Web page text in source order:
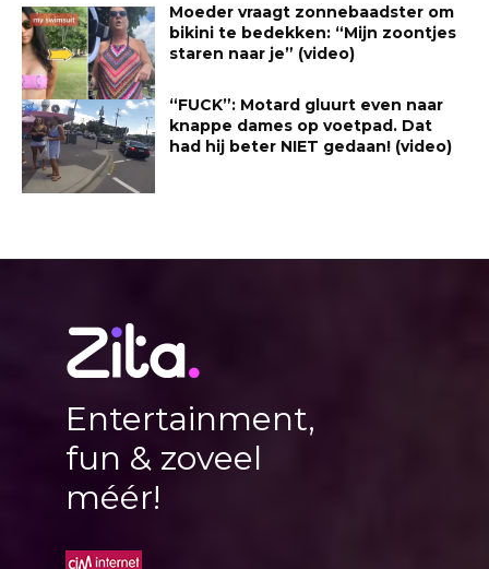
Moeder vraagt zonnebaadster om
bikini te bedekken: “Mijn zoontjes
staren naar je” (video)
“FUCK”: Motard gluurt even naar
knappe dames op voetpad. Dat
had hij beter NIET gedaan! (video)
Entertainment,
fun & zoveel
méér!